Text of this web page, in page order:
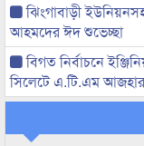
ঝিংগাবাড়ী
আহমদের ঈদ শুভেচ্ছা
বিগত নির্বাচনে
সিলেটে এ.টি.এম